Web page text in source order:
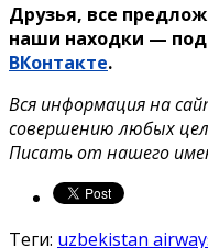
Друзья, все
наши находки —
ВКонтакте.
Вся информация на
совершению любых
Писать от нашего
Теги: uzbekistan